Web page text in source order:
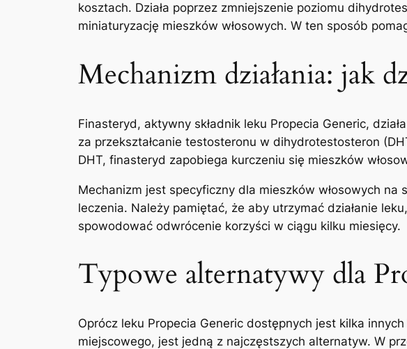
kosztach. Działa poprzez zmniejszenie poziomu
miniaturyzację mieszków włosowych. W ten sposób
Mechanizm działania: jak
Finasteryd, aktywny składnik leku Propecia Generic,
za przekształcanie testosteronu w dihydrotestosteron
DHT, finasteryd zapobiega kurczeniu się mieszków
Mechanizm jest specyficzny dla mieszków włosowych na
leczenia. Należy pamiętać, że aby utrzymać działanie
spowodować odwrócenie korzyści w ciągu kilku miesięcy.
Typowe alternatywy dla
Oprócz leku Propecia Generic dostępnych jest kilka
miejscowego, jest jedną z najczęstszych alternatyw. W